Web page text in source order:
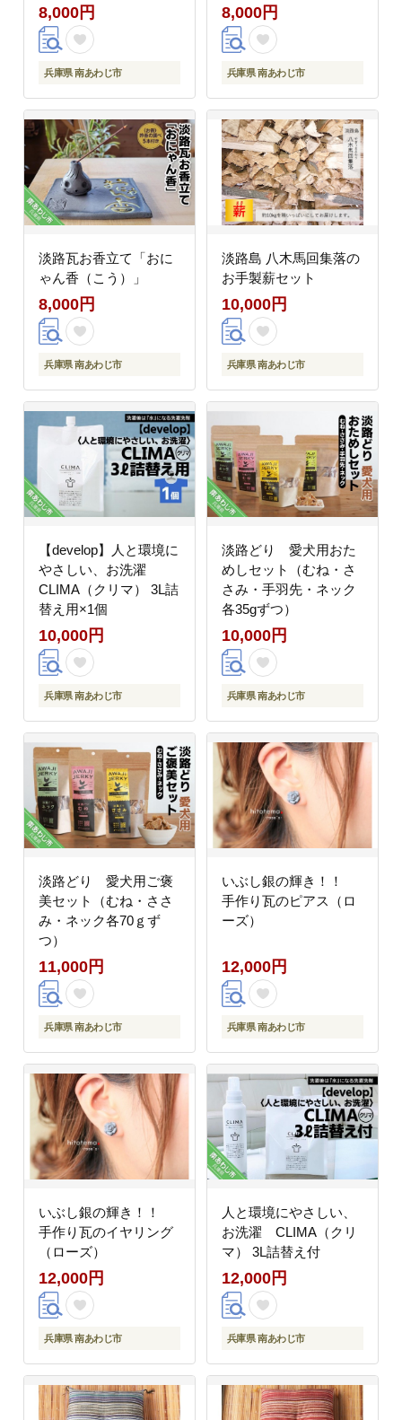
8,000円
兵庫県 南あわじ市
8,000円
兵庫県 南あわじ市
淡路瓦お香立て「おに
ゃん香（こう）」
8,000円
兵庫県 南あわじ市
淡路島 八木馬回集落の
お手製薪セット
10,000円
兵庫県 南あわじ市
【develop】人と環境に
やさしい、お洗濯
CLIMA（クリマ） 3L詰
替え用×1個
10,000円
兵庫県 南あわじ市
淡路どり 愛犬用おた
めしセット（むね・さ
さみ・手羽先・ネック
各35gずつ）
10,000円
兵庫県 南あわじ市
淡路どり 愛犬用ご褒
美セット（むね・ささ
み・ネック各70ｇず
つ）
11,000円
兵庫県 南あわじ市
いぶし銀の輝き！！
手作り瓦のピアス（ロ
ーズ）
12,000円
兵庫県 南あわじ市
いぶし銀の輝き！！
手作り瓦のイヤリング
（ローズ）
12,000円
兵庫県 南あわじ市
人と環境にやさしい、
お洗濯 CLIMA（クリ
マ） 3L詰替え付
12,000円
兵庫県 南あわじ市